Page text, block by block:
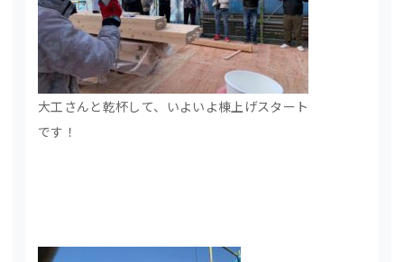
大工さんと乾杯して、いよいよ棟上げスタート
です！